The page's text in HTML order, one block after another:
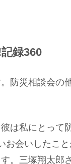
録360
防災相談会の
は私にとって
お会いしたこ
。三塚翔太郎